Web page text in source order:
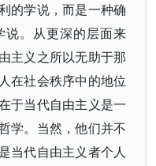
的学说，而是一种确
。从更深的层面来
主义之所以无助于那
在社会秩序中的地位
于当代自由主义是一
学。当然，他们并不
当代自由主义者个人